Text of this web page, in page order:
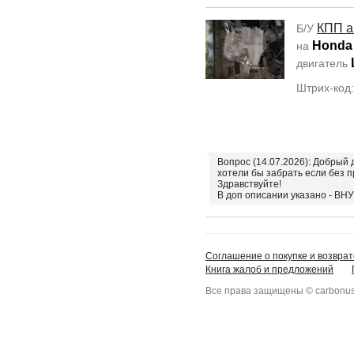
Б/У КПП
на
двигатель
Штрих-
Вопрос (14.07.2026): Добрый
хотели бы забрать если без
Здравствуйте!
В доп описании указано -
Соглашение о покупке и
Книга жалоб и предложений
Все права защищены ©